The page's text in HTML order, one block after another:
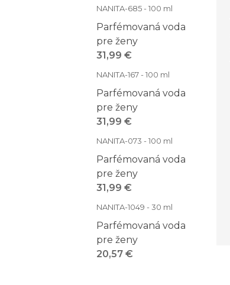
NANITA-685 - 100 ml
Parfémovaná voda
pre ženy
31,99 €
NANITA-167 - 100 ml
Parfémovaná voda
pre ženy
31,99 €
NANITA-073 - 100 ml
Parfémovaná voda
pre ženy
31,99 €
NANITA-1049 - 30 ml
Parfémovaná voda
pre ženy
20,57 €